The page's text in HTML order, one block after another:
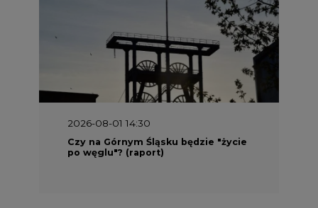
2026-08-01 14:30
Czy na Górnym Śląsku będzie "życie
po węglu"? (raport)